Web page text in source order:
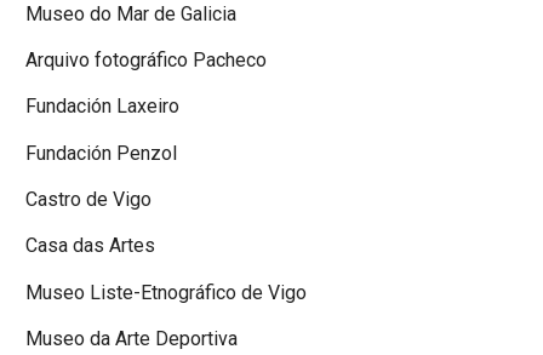
Museo do Mar de Galicia
Arquivo fotográfico Pacheco
Fundación Laxeiro
Fundación Penzol
Castro de Vigo
Casa das Artes
Museo Liste-Etnográfico de Vigo
Museo da Arte Deportiva